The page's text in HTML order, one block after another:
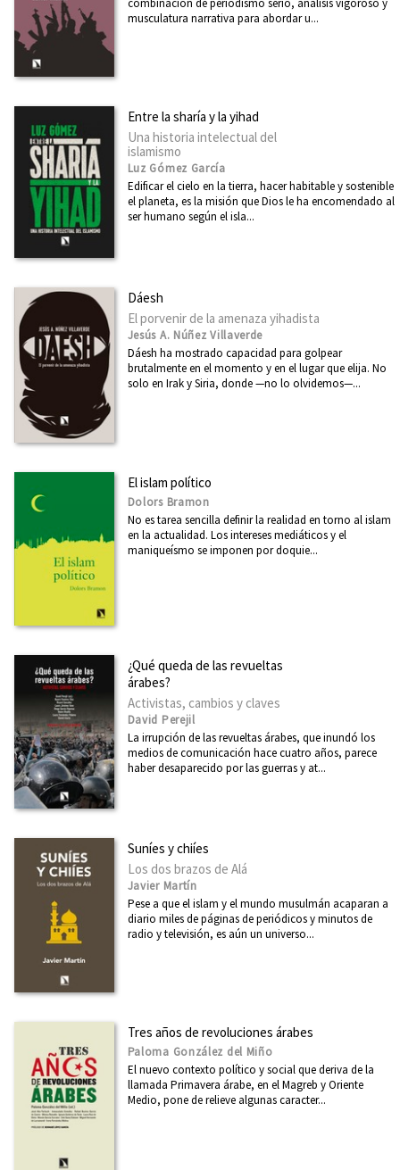
combinación de periodismo serio, análisis vigoroso y
musculatura narrativa para abordar u...
Entre la sharía y la yihad
Una historia intelectual del
islamismo
Luz Gómez García
Edificar el cielo en la tierra, hacer habitable y sostenible
el planeta, es la misión que Dios le ha encomendado al
ser humano según el isla...
Dáesh
El porvenir de la amenaza yihadista
Jesús A. Núñez Villaverde
Dáesh ha mostrado capacidad para golpear
brutalmente en el momento y en el lugar que elija. No
solo en Irak y Siria, donde —no lo olvidemos—...
El islam político
Dolors Bramon
No es tarea sencilla definir la realidad en torno al islam
en la actualidad. Los intereses mediáticos y el
maniqueísmo se imponen por doquie...
¿Qué queda de las revueltas
árabes?
Activistas, cambios y claves
David Perejil
La irrupción de las revueltas árabes, que inundó los
medios de comunicación hace cuatro años, parece
haber desaparecido por las guerras y at...
Suníes y chiíes
Los dos brazos de Alá
Javier Martín
Pese a que el islam y el mundo musulmán acaparan a
diario miles de páginas de periódicos y minutos de
radio y televisión, es aún un universo...
Tres años de revoluciones árabes
Paloma González del Miño
El nuevo contexto político y social que deriva de la
llamada Primavera árabe, en el Magreb y Oriente
Medio, pone de relieve algunas caracter...